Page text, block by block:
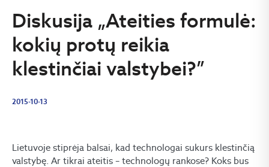
Diskusija „Ateities formulė:
kokių protų reikia
klestinčiai valstybei?”
2015-10-13
Lietuvoje stiprėja balsai, kad technologai sukurs klestinčią
valstybę. Ar tikrai ateitis – technologų rankose? Koks bus